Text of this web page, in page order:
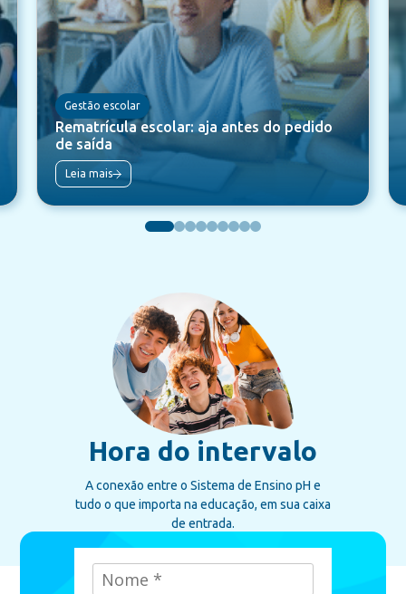
Gestão escolar
Rematrícula escolar: aja antes do pedido
de saída
Leia mais
Hora do intervalo
A conexão entre o Sistema de Ensino pH e
tudo o que importa na educação, em sua caixa
de entrada.